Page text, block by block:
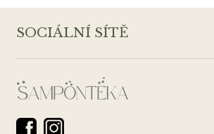
SOCIÁLNÍ SÍTĚ